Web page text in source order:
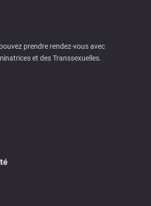
prendre rendez-vous avec
et des Transsexuelles.